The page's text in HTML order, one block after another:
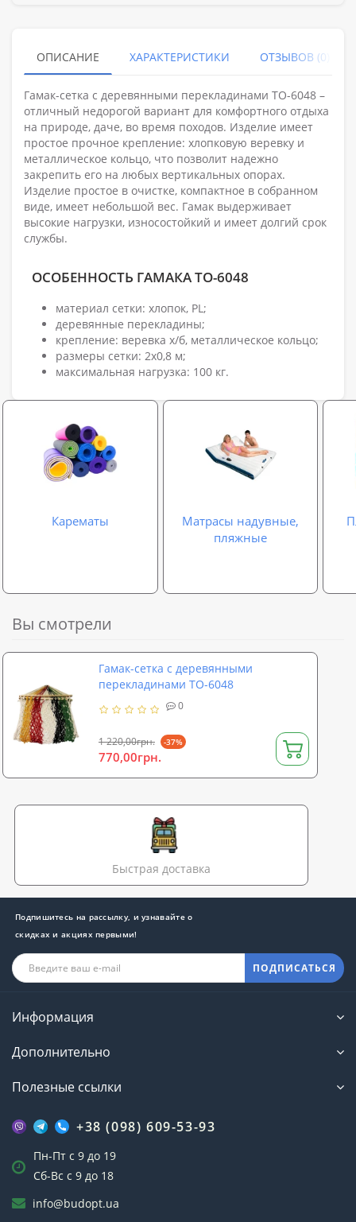
ОПИСАНИЕ ХАРАКТЕРИСТИКИ ОТЗЫВОВ (0)
Гамак-сетка с деревянными перекладинами TO-6048 –
отличный недорогой вариант для комфортного отдыха
на природе, даче, во время походов. Изделие имеет
простое прочное крепление: хлопковую веревку и
металлическое кольцо, что позволит надежно
закрепить его на любых вертикальных опорах.
Изделие простое в очистке, компактное в собранном
виде, имеет небольшой вес. Гамак выдерживает
высокие нагрузки, износостойкий и имеет долгий срок
службы.
ОСОБЕННОСТЬ ГАМАКА TO-6048
материал сетки: хлопок, PL;
деревянные перекладины;
крепление: веревка х/б, металлическое кольцо;
размеры сетки: 2х0,8 м;
максимальная нагрузка: 100 кг.
Карематы
Матрасы надувные,
пляжные
Вы смотрели
Гамак-сетка с деревянными
перекладинами TO-6048
0
1 220,00грн. -37%
770,00грн.
Быстрая доставка
Подпишитесь на рассылку, и узнавайте о
скидках и акциях первыми!
ПОДПИСАТЬСЯ
Информация
Дополнительно
Полезные ссылки
+38 (098) 609-53-93
Пн-Пт с 9 до 19
Сб-Вс с 9 до 18
info@budopt.ua